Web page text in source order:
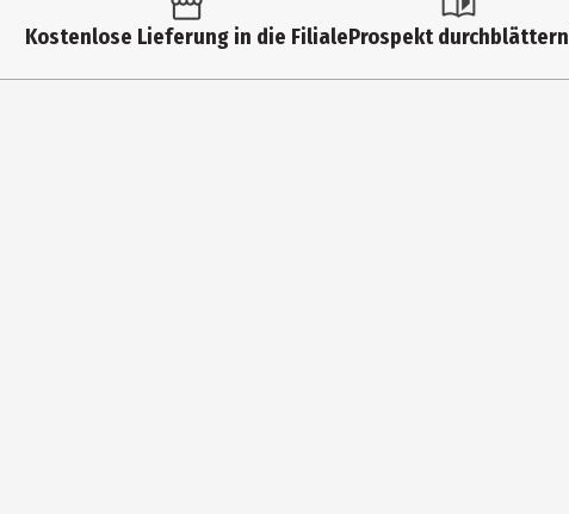
Kostenlose Lieferung in die FilialeProspekt durchblättern